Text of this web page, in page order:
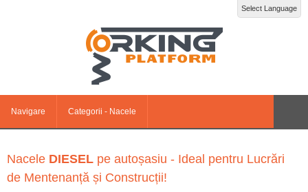
Select Language
Navigare Categorii - Nacele
Nacele DIESEL pe autoșasiu - Ideal pentru Lucrări
de Mentenanță și Construcții!